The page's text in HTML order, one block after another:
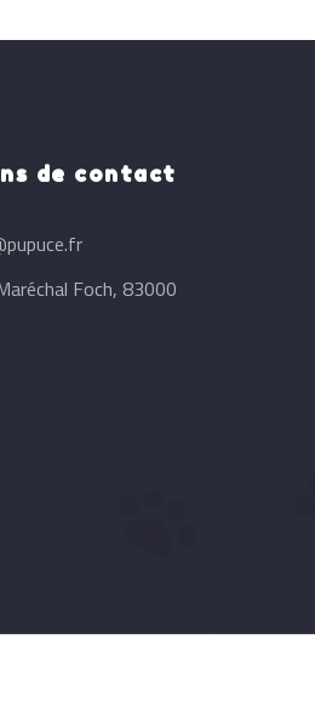
de contact
Foch, 83000